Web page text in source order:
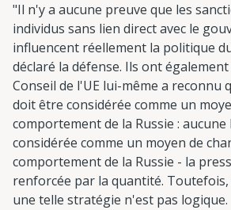
"Il n'y a aucune preuve que les
individus sans lien direct avec le
influencent réellement la politique
déclaré la défense. Ils ont
Conseil de l'UE lui-même a reconnu
doit être considérée comme un
comportement de la Russie :
considérée comme un moyen de
comportement de la Russie - la
renforcée par la quantité. Toutefois,
une telle stratégie n'est pas logique.